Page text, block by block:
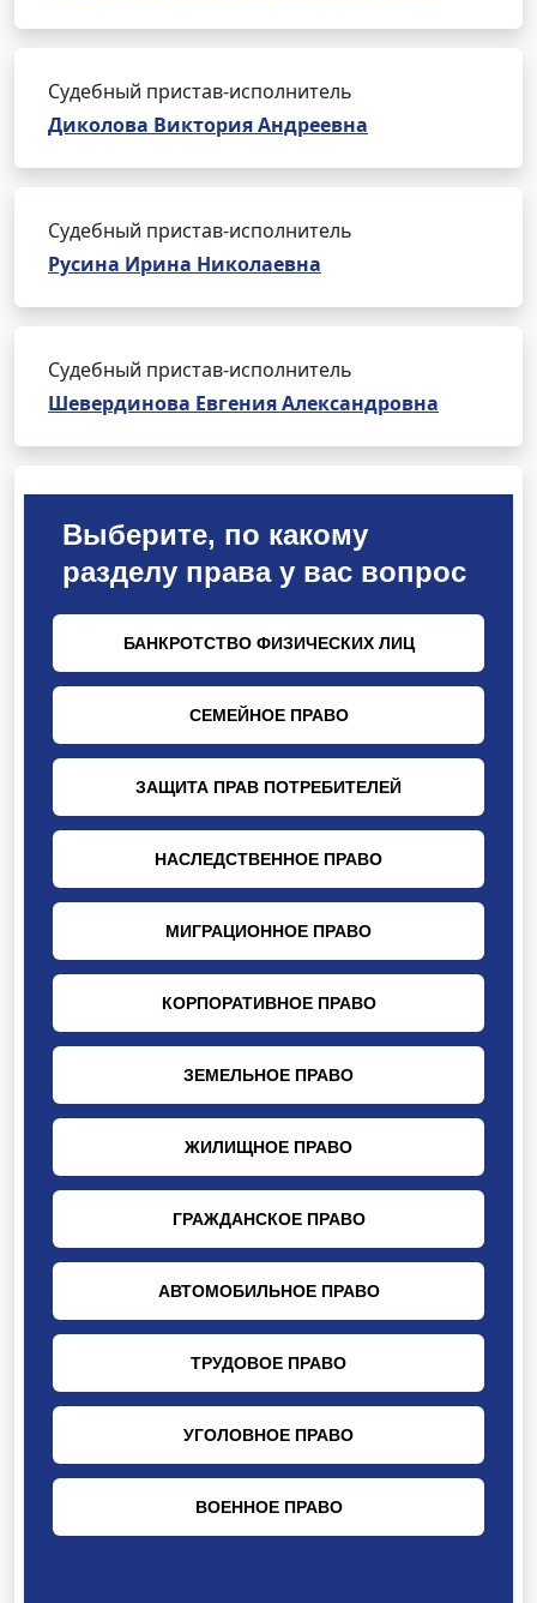
Судебный пристав-исполнитель
Диколова Виктория Андреевна
Судебный пристав-исполнитель
Русина Ирина Николаевна
Судебный пристав-исполнитель
Шевердинова Евгения Александровна